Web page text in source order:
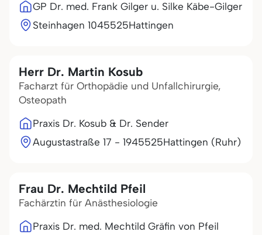
GP Dr. med. Frank Gilger u. Silke Käbe-Gilger
Steinhagen 1045525Hattingen
Herr Dr. Martin Kosub
Facharzt für Orthopädie und Unfallchirurgie,
Osteopath
Praxis Dr. Kosub & Dr. Sender
Augustastraße 17 - 1945525Hattingen (Ruhr)
Frau Dr. Mechtild Pfeil
Fachärztin für Anästhesiologie
Praxis Dr. med. Mechtild Gräfin von Pfeil